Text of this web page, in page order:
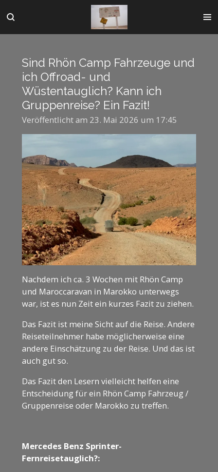
Hauptinhalt
springen
Sind Rhön Camp Fahrzeuge und
ich Offroad- und
Wüstentauglich? Kann ich
Gruppenreise? Ein Fazit!
Veröffentlicht am 23. Mai 2026 um 17:45
Nachdem ich ca. 3 Wochen mit Rhön Camp
und Maroccaravan in Marokko unterwegs
war, ist es nun Zeit ein kurzes Fazit zu ziehen.
Das Fazit ist meine Sicht auf die Reise. Andere
Reiseteilnehmer habe möglicherweise eine
andere Einschätzung zu der Reise. Und das ist
auch gut so.
Das Fazit den Lesern vielleicht helfen eine
Entscheidung für ein Rhön Camp Fahrzeug /
Gruppenreise oder Marokko zu treffen.
Mercedes Benz Sprinter-
Fernreisetauglich?: